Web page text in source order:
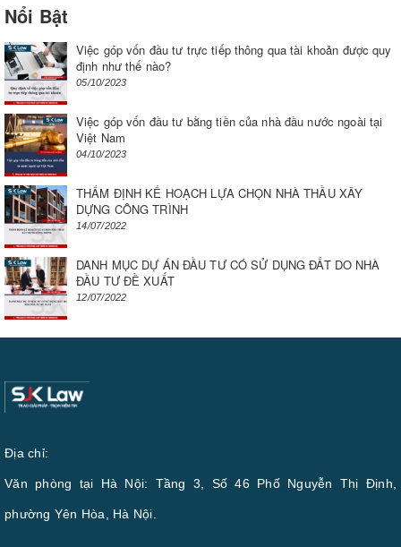
Nổi Bật
Việc góp vốn đầu tư trực tiếp thông qua tài khoản được quy
định như thế nào?
05/10/2023
Việc góp vốn đầu tư bằng tiền của nhà đầu nước ngoài tại
Việt Nam
04/10/2023
THẨM ĐỊNH KẾ HOẠCH LỰA CHỌN NHÀ THẦU XÂY
DỰNG CÔNG TRÌNH
14/07/2022
DANH MỤC DỰ ÁN ĐẦU TƯ CÓ SỬ DỤNG ĐẤT DO NHÀ
ĐẦU TƯ ĐỀ XUẤT
12/07/2022
Địa chỉ:
Văn phòng tại Hà Nội: Tầng 3, Số 46 Phố Nguyễn Thị Định,
phường Yên Hòa, Hà Nội.